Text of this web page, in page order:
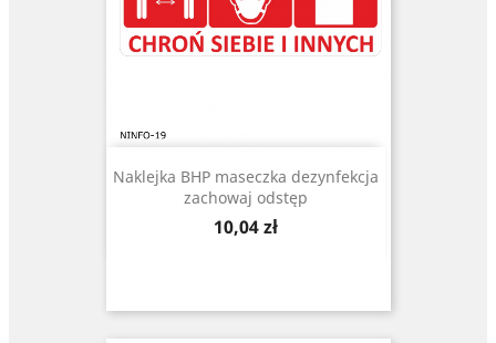
Naklejka BHP maseczka dezynfekcja
zachowaj odstęp
Cena
10,04 zł